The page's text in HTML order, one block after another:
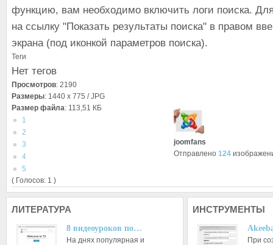
функцию, вам необходимо включить логи поиска.
на ссылку "Показать результаты поиска" в правом
экрана (под иконкой параметров поиска).
Теги
Нет тегов
Просмотров: 2190
Размеры: 1440 x 775 / JPG
Размер файла: 113,51 КБ
1
2
3
4
5
( Голосов: 1 )
joomfans
Отправлено 124
ЛИТЕРАТУРА
8 видеоуроков по…
На днях популярная и
ИНСТРУМЕНТЫ
При